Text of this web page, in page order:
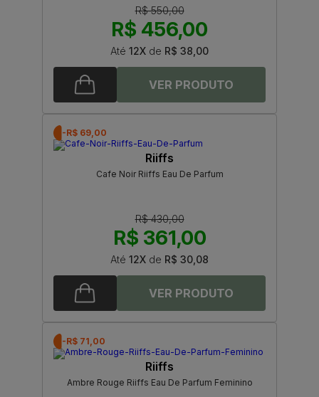
R$ 550,00
R$ 456,00
Até 12X de R$ 38,00
-R$ 69,00
Riiffs
Cafe Noir Riiffs Eau De Parfum
R$ 430,00
R$ 361,00
Até 12X de R$ 30,08
-R$ 71,00
Riiffs
Ambre Rouge Riiffs Eau De Parfum Feminino